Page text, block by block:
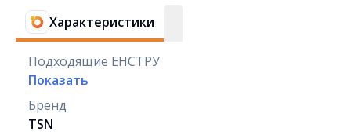
Характеристики
Подходящие ЕНСТРУ
Показать
Бренд
TSN